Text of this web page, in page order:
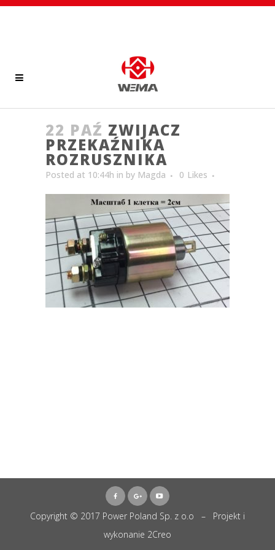
22 PAŹ ZWIJACZ
PRZEKAŹNIKA
ROZRUSZNIKA
Posted at 10:44h in by Magda 0 Likes
Copyright © 2017 Power Poland Sp. z o.o – Projekt i
wykonanie 2Creo